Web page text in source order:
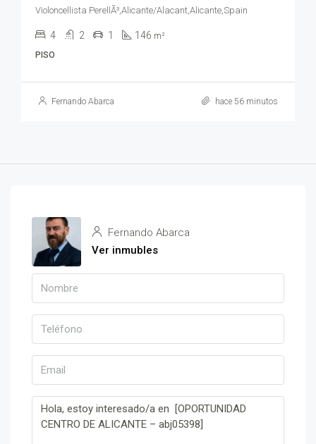
Violoncellista PerellÃ³,Alicante/Alacant,Alicante,Spain
4 2 1 146 m²
PISO
Fernando Abarca hace 56 minutos
Fernando Abarca
Ver inmubles